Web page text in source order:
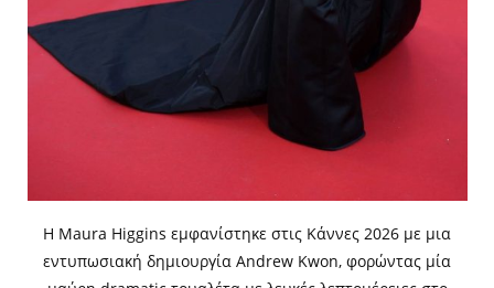
Η Maura Higgins εμφανίστηκε στις Κάννες 2026 με μια
εντυπωσιακή δημιουργία Andrew Kwon, φορώντας μία